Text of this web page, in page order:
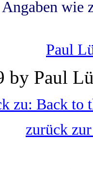
wie
Paul
by Paul
zu: Back to
zurück